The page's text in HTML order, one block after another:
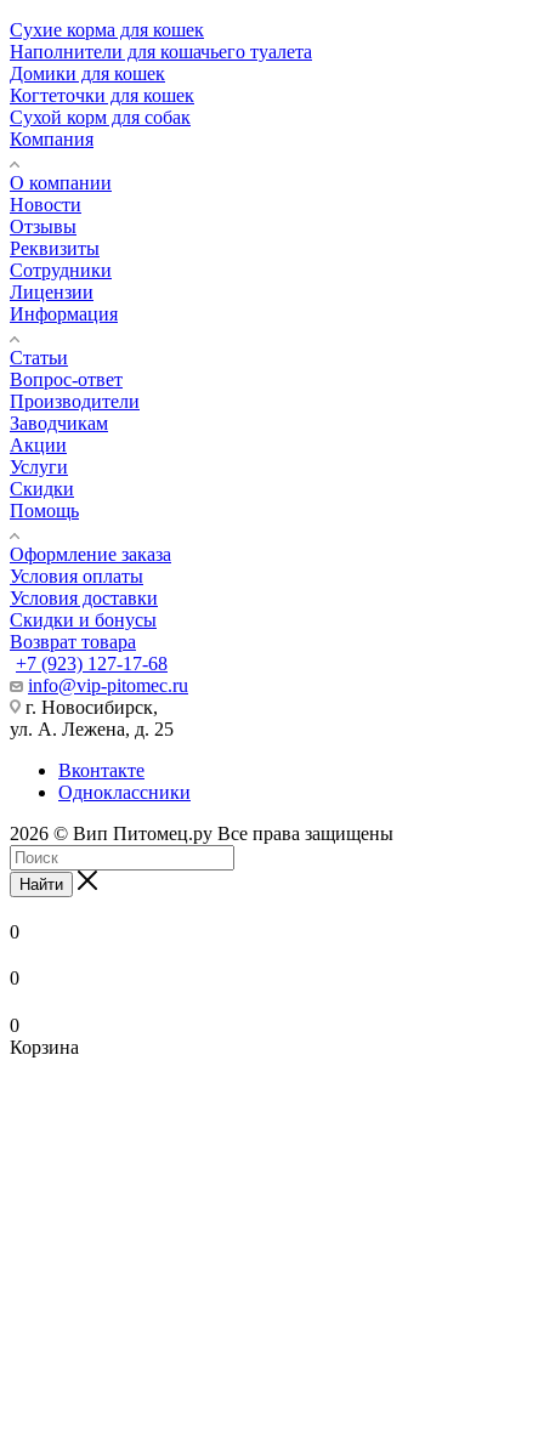
Сухие корма для кошек
Наполнители для кошачьего туалета
Домики для кошек
Когтеточки для кошек
Сухой корм для собак
Компания
О компании
Новости
Отзывы
Реквизиты
Сотрудники
Лицензии
Информация
Статьи
Вопрос-ответ
Производители
Заводчикам
Акции
Услуги
Скидки
Помощь
Оформление заказа
Условия оплаты
Условия доставки
Скидки и бонусы
Возврат товара
+7 (923) 127-17-68
info@vip-pitomec.ru
г. Новосибирск,
ул. А. Лежена, д. 25
Вконтакте
Одноклассники
2026 © Вип Питомец.ру Все права защищены
Найти
0
0
0
Корзина